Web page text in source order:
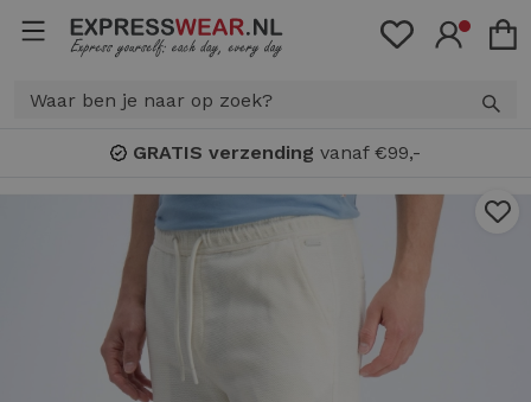
vanaf €99,- Bonuspunten